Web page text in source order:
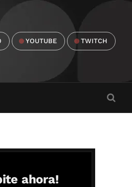
YOUTUBE TWITCH
ahora!